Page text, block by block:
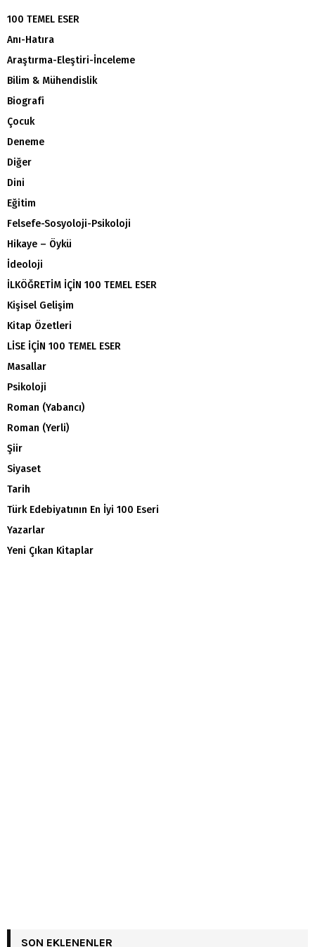
100 TEMEL ESER
Anı-Hatıra
Araştırma-Eleştiri-İnceleme
Bilim & Mühendislik
Biografi
Çocuk
Deneme
Diğer
Dini
Eğitim
Felsefe-Sosyoloji-Psikoloji
Hikaye – Öykü
İdeoloji
İLKÖĞRETİM İÇİN 100 TEMEL ESER
Kişisel Gelişim
Kitap Özetleri
LİSE İÇİN 100 TEMEL ESER
Masallar
Psikoloji
Roman (Yabancı)
Roman (Yerli)
Şiir
Siyaset
Tarih
Türk Edebiyatının En İyi 100 Eseri
Yazarlar
Yeni Çıkan Kitaplar
SON EKLENENLER